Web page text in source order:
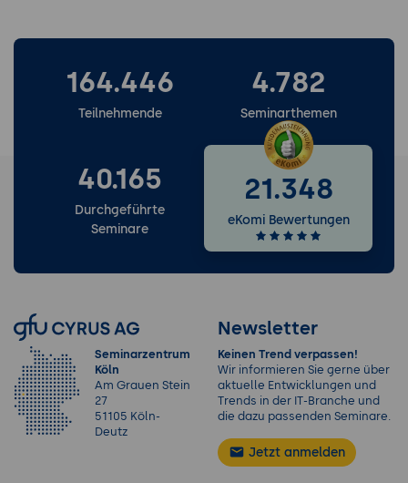
164.446
Teilnehmende
4.782
Seminarthemen
40.165
Durchgeführte
Seminare
21.348
eKomi Bewertungen
Seminarzentrum
Köln
Am Grauen Stein
27
51105 Köln-
Deutz
Newsletter
Keinen Trend verpassen!
Wir informieren Sie gerne über
aktuelle Entwicklungen und
Trends in der IT-Branche und
die dazu passenden Seminare.
Jetzt anmelden